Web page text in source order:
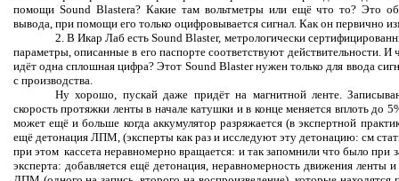
помощи Sound Blastera? Какие там вольтметры или ещё что то? Это
вывода, при помощи его только оцифровывается сигнал. Как он первично
2. В Икар Лаб есть Sound Blaster, метрологически
параметры, описанные в его паспорте соответствуют действительности. И
идёт одна сплошная цифра? Этот Sound Blaster нужен только для ввода
с производства.
Ну хорошо, пускай даже придёт на магнитной ленте.
скорость протяжки ленты в начале катушки и в конце меняется вплоть до
может ещё и больше когда аккумулятор разряжается (в экспертной
ещё детонация ЛПМ, (эксперты как раз и исследуют эту детонацию: см
при этом кассета неравномерно вращается: и так запомнили что было при
эксперта: добавляется ещё детонация, неравномерность движения ленты